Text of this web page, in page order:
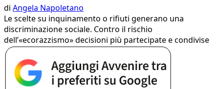
di Angela Napoletano
Le scelte su inquinamento o rifiuti generano una
discriminazione sociale. Contro il rischio
dell’«ecorazzismo» decisioni più partecipate e condivise